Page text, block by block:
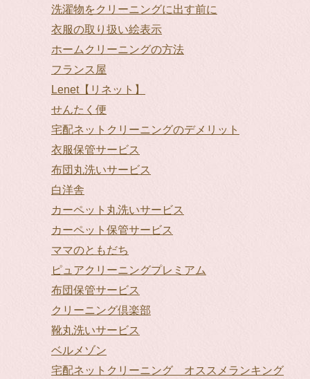
洗濯物をクリーニングに出す前に
衣服の取り扱い絵表示
ホームクリーニングの方法
フランス屋
Lenet【リネット】
せんたく便
宅配ネットクリーニングのデメリット
衣服保管サービス
布団丸洗いサービス
白洋舎
カーペット丸洗いサービス
カーペット保管サービス
ママのともだち
ピュアクリーニングプレミアム
布団保管サービス
クリーニング倶楽部
靴丸洗いサービス
ベルメゾン
宅配ネットクリーニング オススメランキング